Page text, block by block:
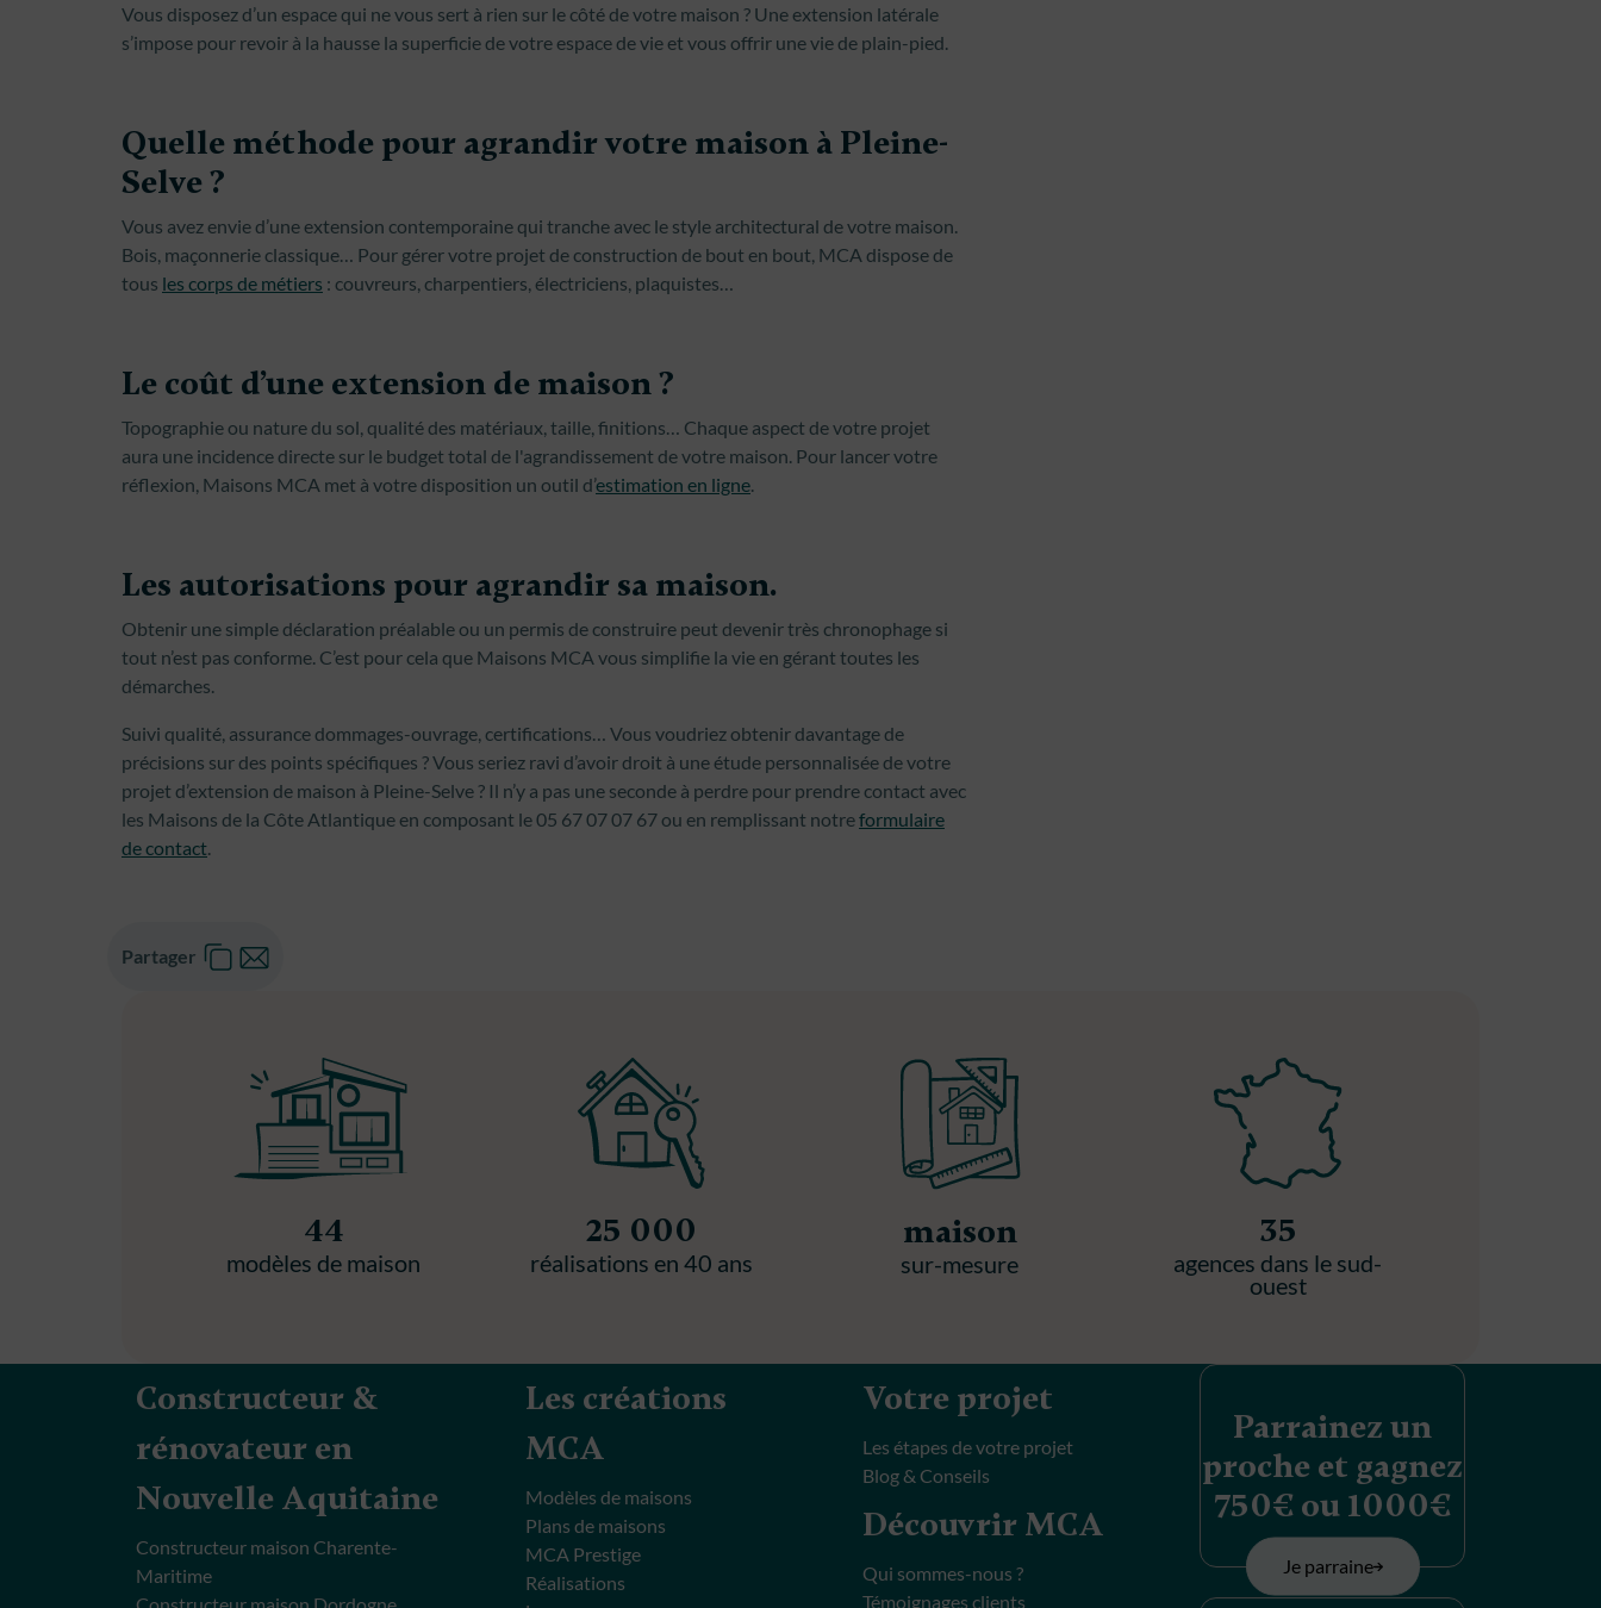
Vous disposez d’un espace qui ne vous sert à rien sur le côté de votre maison ? Une extension latérale
s’impose pour revoir à la hausse la superficie de votre espace de vie et vous offrir une vie de plain-pied.
Quelle méthode pour agrandir votre maison à Pleine-
Selve ?
Vous avez envie d’une extension contemporaine qui tranche avec le style architectural de votre maison.
Bois, maçonnerie classique… Pour gérer votre projet de construction de bout en bout, MCA dispose de
tous les corps de métiers : couvreurs, charpentiers, électriciens, plaquistes…
Le coût d’une extension de maison ?
Topographie ou nature du sol, qualité des matériaux, taille, finitions… Chaque aspect de votre projet
aura une incidence directe sur le budget total de l'agrandissement de votre maison. Pour lancer votre
réflexion, Maisons MCA met à votre disposition un outil d’estimation en ligne
Les autorisations pour agrandir sa maison.
Obtenir une simple déclaration préalable ou un permis de construire peut devenir très chronophage si
tout n’est pas conforme. C’est pour cela que Maisons MCA vous simplifie la vie en gérant toutes les
démarches.
Suivi qualité, assurance dommages-ouvrage, certifications… Vous voudriez obtenir davantage de
précisions sur des points spécifiques ? Vous seriez ravi d’avoir droit à une étude personnalisée de votre
projet d’extension de maison à Pleine-Selve ? Il n’y a pas une seconde à perdre pour prendre contact avec
les Maisons de la Côte Atlantique en composant le 05 67 07 07 67 ou en remplissant notreformulaire
de contact
Partager
44
modèles de maison
25 000
réalisations en 40 ans
maison
sur-mesure
35
agences dans le sud-
ouest
Constructeur &
rénovateur en
Nouvelle Aquitaine
Constructeur maison Charente-
Maritime
Les créations
MCA
Modèles de maisons
Plans de maisons
MCA Prestige
Réalisations
Votre projet
Les étapes de votre projet
Blog & Conseils
Découvrir MCA
Qui sommes-nous ?
Témoignages clients
Parrainez un
proche et gagnez
750€ ou 1000€
Je parraine